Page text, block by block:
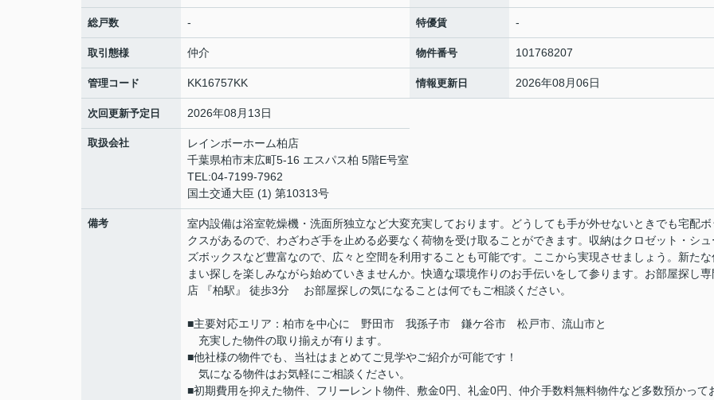
総戸数 - 特優賃 -
取引態様 仲介 物件番号 101768207
管理コード KK16757KK 情報更新日 2026年08月06日
次回更新予定日 2026年08月13日
取扱会社
レインボーホーム柏店
千葉県柏市末広町5-16 エスパス柏 5階E号室
TEL:04-7199-7962
国土交通大臣 (1) 第10313号
備考
室内設備は浴室乾燥機・洗面所独立など大変充実しております。どうしても手が外せないときでも宅配ボ
クスがあるので、わざわざ手を止める必要なく荷物を受け取ることができます。収納はクロゼット・シュ
ズボックスなど豊富なので、広々と空間を利用することも可能です。ここから実現させましょう。新たな
まい探しを楽しみながら始めていきませんか。快適な環境作りのお手伝いをして参ります。お部屋探し専
店 『柏駅』 徒歩3分 お部屋探しの気になることは何でもご相談ください。
■主要対応エリア：柏市を中心に 野田市 我孫子市 鎌ケ谷市 松戸市、流山市と
充実した物件の取り揃えが有ります。
■他社様の物件でも、当社はまとめてご見学やご紹介が可能です！
気になる物件はお気軽にご相談ください。
■初期費用を抑えた物件、フリーレント物件、敷金0円、礼金0円、仲介手数料無料物件など多数預かって